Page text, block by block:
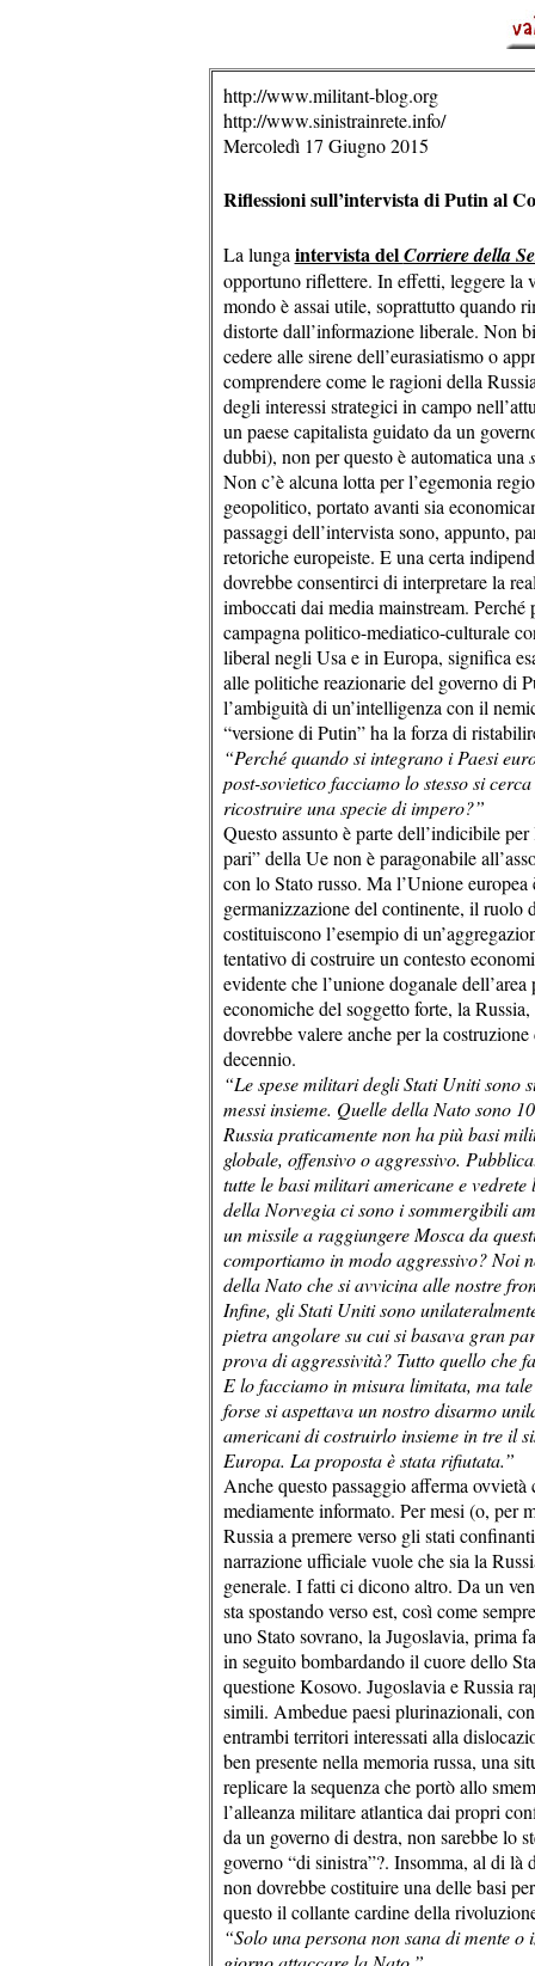
http://www.militant-blog.org
http://www.sinistrainrete.info/
Mercoledì 17 Giugno 2015
Riflessioni sull’intervista di Putin al
La lunga intervista delCorriere della
opportuno riflettere. In effetti, leggere la
mondo è assai utile, soprattutto quando
distorte dall’informazione liberale. Non
cedere alle sirene dell’eurasiatismo o
comprendere come le ragioni della
degli interessi strategici in campo
un paese capitalista guidato da un
dubbi), non per questo è automatica una
Non c’è alcuna lotta per l’egemonia
geopolitico, portato avanti sia
passaggi dell’intervista sono, appunto,
retoriche europeiste. E una certa
dovrebbe consentirci di interpretare la
imboccati dai media mainstream.
campagna politico-mediatico-culturale
liberal negli Usa e in Europa, significa
alle politiche reazionarie del governo di
l’ambiguità di un’intelligenza con il
“versione di Putin” ha la forza di
“Perché quando si integrano i Paesi
post-sovietico facciamo lo stesso si
ricostruire una specie di impero?”
Questo assunto è parte dell’indicibile
pari” della Ue non è paragonabile
con lo Stato russo. Ma l’Unione
germanizzazione del continente, il ruolo
costituiscono l’esempio di
tentativo di costruire un contesto
evidente che l’unione doganale
economiche del soggetto forte, la
dovrebbe valere anche per la
decennio.
“Le spese militari degli Stati Uniti sono
messi insieme. Quelle della Nato sono
Russia praticamente non ha più basi
globale, offensivo o aggressivo.
tutte le basi militari americane e
della Norvegia ci sono i sommergibili
un missile a raggiungere Mosca da
comportiamo in modo aggressivo? Noi
della Nato che si avvicina alle nostre
Infine, gli Stati Uniti sono
pietra angolare su cui si basava gran
prova di aggressività? Tutto quello che
E lo facciamo in misura limitata, ma
forse si aspettava un nostro disarmo
americani di costruirlo insieme in tre il
Europa. La proposta è stata rifiutata.”
Anche questo passaggio afferma
mediamente informato. Per mesi (o, per
Russia a premere verso gli stati
narrazione ufficiale vuole che sia la
generale. I fatti ci dicono altro. Da un
sta spostando verso est, così come
uno Stato sovrano, la Jugoslavia, prima
in seguito bombardando il cuore dello
questione Kosovo. Jugoslavia e Russia
simili. Ambedue paesi plurinazionali,
entrambi territori interessati alla
ben presente nella memoria russa, una
replicare la sequenza che portò allo
l’alleanza militare atlantica dai propri
da un governo di destra, non sarebbe lo
governo “di sinistra”?. Insomma, al di là
non dovrebbe costituire una delle basi
questo il collante cardine della
“Solo una persona non sana di mente